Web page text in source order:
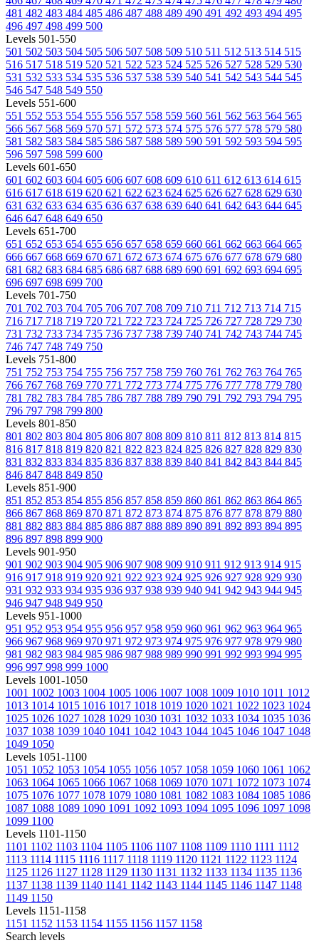
481 482 483 484 485 486 487 488 489 490 491 492 493 494 495
496 497 498 499 500
Levels 501-550
501 502 503 504 505 506 507 508 509 510 511 512 513 514 515
516 517 518 519 520 521 522 523 524 525 526 527 528 529 530
531 532 533 534 535 536 537 538 539 540 541 542 543 544 545
546 547 548 549 550
Levels 551-600
551 552 553 554 555 556 557 558 559 560 561 562 563 564 565
566 567 568 569 570 571 572 573 574 575 576 577 578 579 580
581 582 583 584 585 586 587 588 589 590 591 592 593 594 595
596 597 598 599 600
Levels 601-650
601 602 603 604 605 606 607 608 609 610 611 612 613 614 615
616 617 618 619 620 621 622 623 624 625 626 627 628 629 630
631 632 633 634 635 636 637 638 639 640 641 642 643 644 645
646 647 648 649 650
Levels 651-700
651 652 653 654 655 656 657 658 659 660 661 662 663 664 665
666 667 668 669 670 671 672 673 674 675 676 677 678 679 680
681 682 683 684 685 686 687 688 689 690 691 692 693 694 695
696 697 698 699 700
Levels 701-750
701 702 703 704 705 706 707 708 709 710 711 712 713 714 715
716 717 718 719 720 721 722 723 724 725 726 727 728 729 730
731 732 733 734 735 736 737 738 739 740 741 742 743 744 745
746 747 748 749 750
Levels 751-800
751 752 753 754 755 756 757 758 759 760 761 762 763 764 765
766 767 768 769 770 771 772 773 774 775 776 777 778 779 780
781 782 783 784 785 786 787 788 789 790 791 792 793 794 795
796 797 798 799 800
Levels 801-850
801 802 803 804 805 806 807 808 809 810 811 812 813 814 815
816 817 818 819 820 821 822 823 824 825 826 827 828 829 830
831 832 833 834 835 836 837 838 839 840 841 842 843 844 845
846 847 848 849 850
Levels 851-900
851 852 853 854 855 856 857 858 859 860 861 862 863 864 865
866 867 868 869 870 871 872 873 874 875 876 877 878 879 880
881 882 883 884 885 886 887 888 889 890 891 892 893 894 895
896 897 898 899 900
Levels 901-950
901 902 903 904 905 906 907 908 909 910 911 912 913 914 915
916 917 918 919 920 921 922 923 924 925 926 927 928 929 930
931 932 933 934 935 936 937 938 939 940 941 942 943 944 945
946 947 948 949 950
Levels 951-1000
951 952 953 954 955 956 957 958 959 960 961 962 963 964 965
966 967 968 969 970 971 972 973 974 975 976 977 978 979 980
981 982 983 984 985 986 987 988 989 990 991 992 993 994 995
996 997 998 999 1000
Levels 1001-1050
1001 1002 1003 1004 1005 1006 1007 1008 1009 1010 1011 1012
1013 1014 1015 1016 1017 1018 1019 1020 1021 1022 1023 1024
1025 1026 1027 1028 1029 1030 1031 1032 1033 1034 1035 1036
1037 1038 1039 1040 1041 1042 1043 1044 1045 1046 1047 1048
1049 1050
Levels 1051-1100
1051 1052 1053 1054 1055 1056 1057 1058 1059 1060 1061 1062
1063 1064 1065 1066 1067 1068 1069 1070 1071 1072 1073 1074
1075 1076 1077 1078 1079 1080 1081 1082 1083 1084 1085 1086
1087 1088 1089 1090 1091 1092 1093 1094 1095 1096 1097 1098
1099 1100
Levels 1101-1150
1101 1102 1103 1104 1105 1106 1107 1108 1109 1110 1111 1112
1113 1114 1115 1116 1117 1118 1119 1120 1121 1122 1123 1124
1125 1126 1127 1128 1129 1130 1131 1132 1133 1134 1135 1136
1137 1138 1139 1140 1141 1142 1143 1144 1145 1146 1147 1148
1149 1150
Levels 1151-1158
1151 1152 1153 1154 1155 1156 1157 1158
Search levels